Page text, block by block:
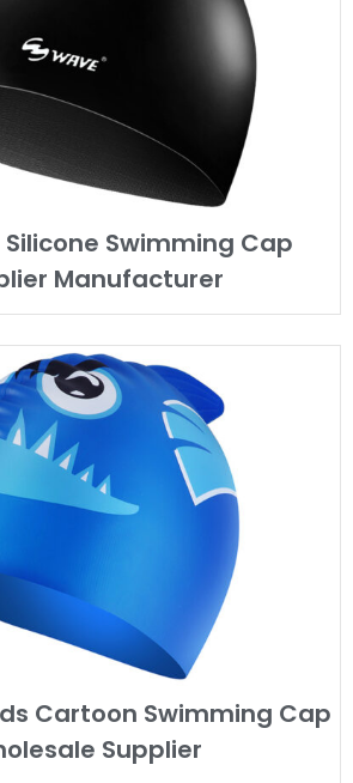
Silicone Swimming Cap
Manufacturer
Cartoon Swimming Cap
Supplier